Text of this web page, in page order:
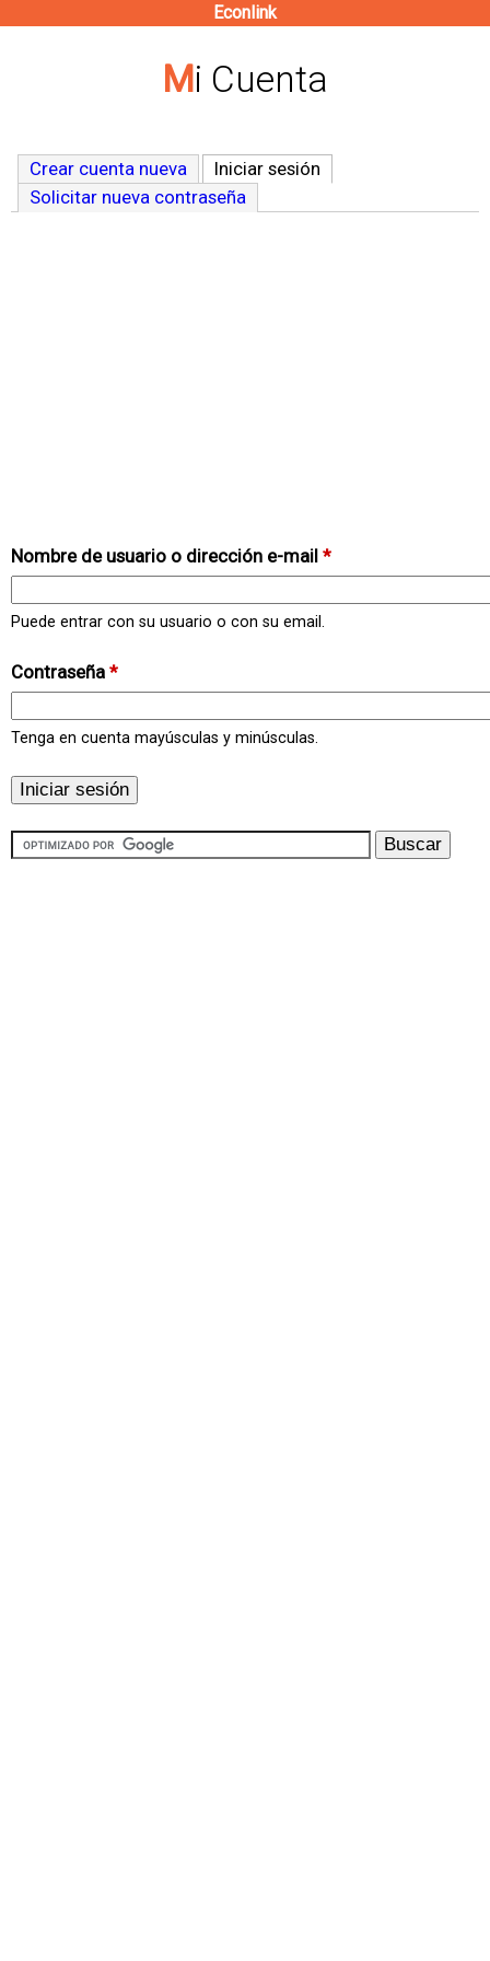
contenido
Econlink
Mi Cuenta
Crear cuenta nueva Iniciar sesión
Solicitar nueva contraseña
Nombre de usuario o dirección e-mail *
Puede entrar con su usuario o con su email.
Contraseña *
Tenga en cuenta mayúsculas y minúsculas.